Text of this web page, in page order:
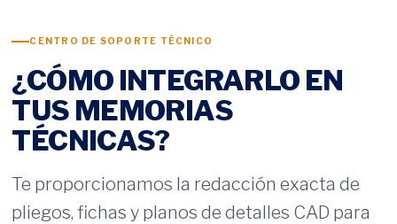
CENTRO DE SOPORTE TÉCNICO
¿CÓMO INTEGRARLO EN
TUS MEMORIAS
TÉCNICAS?
Te proporcionamos la redacción exacta de
pliegos, fichas y planos de detalles CAD para